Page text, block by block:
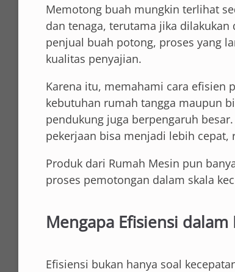
Memotong buah mungkin terlihat
dan tenaga, terutama jika
penjual buah potong, proses yang
kualitas penyajian.
Karena itu, memahami cara efisien
kebutuhan rumah tangga maupun
pendukung juga berpengaruh
pekerjaan bisa menjadi lebih cepat,
Produk dari Rumah Mesin pun
proses pemotongan dalam skala
Mengapa Efisiensi
Efisiensi bukan hanya soal